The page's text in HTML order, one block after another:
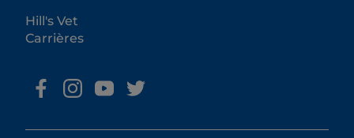
Hill's Vet
Carrières